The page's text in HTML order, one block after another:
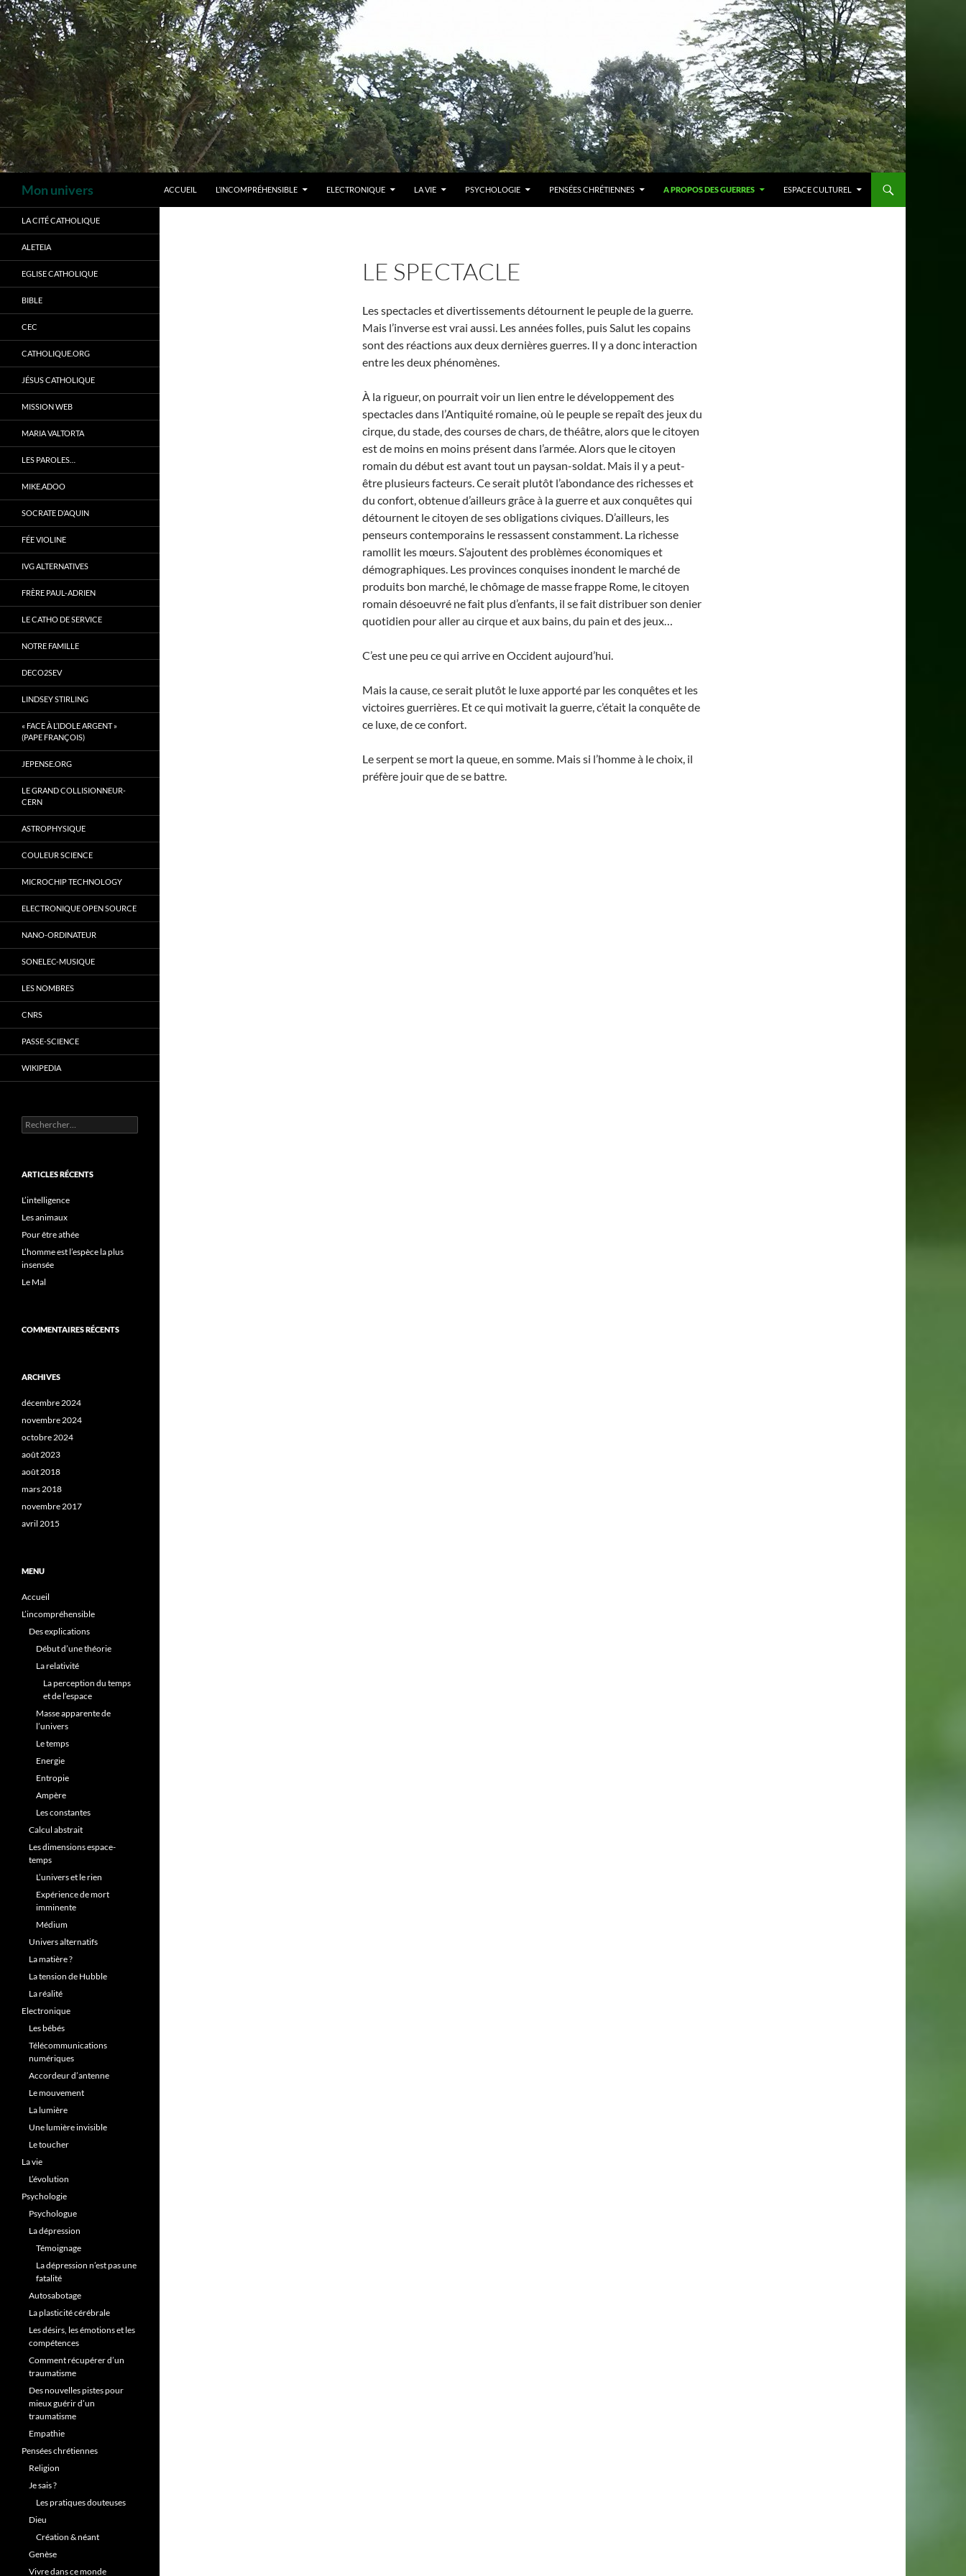
Aller
au
contenu
Mon univers ACCUEIL L’INCOMPRÉHENSIBLE ELECTRONIQUE LA VIE PSYCHOLOGIE PENSÉES CHRÉTIENNES A PROPOS DES GUERRES ESPACE CULTUREL
LE SPECTACLE
Les spectacles et divertissements détournent le peuple de la guerre.
Mais l’inverse est vrai aussi. Les années folles, puis Salut les copains
sont des réactions aux deux dernières guerres. Il y a donc interaction
entre les deux phénomènes.
À la rigueur, on pourrait voir un lien entre le développement des
spectacles dans l’Antiquité romaine, où le peuple se repaît des jeux du
cirque, du stade, des courses de chars, de théâtre, alors que le citoyen
est de moins en moins présent dans l’armée. Alors que le citoyen
romain du début est avant tout un paysan-soldat. Mais il y a peut-
être plusieurs facteurs. Ce serait plutôt l’abondance des richesses et
du confort, obtenue d’ailleurs grâce à la guerre et aux conquêtes qui
détournent le citoyen de ses obligations civiques. D’ailleurs, les
penseurs contemporains le ressassent constamment. La richesse
ramollit les mœurs. S’ajoutent des problèmes économiques et
démographiques. Les provinces conquises inondent le marché de
produits bon marché, le chômage de masse frappe Rome, le citoyen
romain désoeuvré ne fait plus d’enfants, il se fait distribuer son denier
quotidien pour aller au cirque et aux bains, du pain et des jeux…
C’est une peu ce qui arrive en Occident aujourd’hui.
Mais la cause, ce serait plutôt le luxe apporté par les conquêtes et les
victoires guerrières. Et ce qui motivait la guerre, c’était la conquête de
ce luxe, de ce confort.
Le serpent se mort la queue, en somme. Mais si l’homme à le choix, il
préfère jouir que de se battre.
LA CITÉ CATHOLIQUE
ALETEIA
EGLISE CATHOLIQUE
BIBLE
CEC
CATHOLIQUE.ORG
JÉSUS CATHOLIQUE
MISSION WEB
MARIA VALTORTA
LES PAROLES…
MIKE.ADOO
SOCRATE D’AQUIN
FÉE VIOLINE
IVG ALTERNATIVES
FRÈRE PAUL-ADRIEN
LE CATHO DE SERVICE
NOTRE FAMILLE
DECO2SEV
LINDSEY STIRLING
« FACE À L’IDOLE ARGENT »
(PAPE FRANÇOIS)
JEPENSE.ORG
LE GRAND COLLISIONNEUR-
CERN
ASTROPHYSIQUE
COULEUR SCIENCE
MICROCHIP TECHNOLOGY
ELECTRONIQUE OPEN SOURCE
NANO-ORDINATEUR
SONELEC-MUSIQUE
LES NOMBRES
CNRS
PASSE-SCIENCE
WIKIPEDIA
Rechercher :
ARTICLES RÉCENTS
L’intelligence
Les animaux
Pour être athée
L’homme est l’espèce la plus
insensée
Le Mal
COMMENTAIRES RÉCENTS
ARCHIVES
décembre 2024
novembre 2024
octobre 2024
août 2023
août 2018
mars 2018
novembre 2017
avril 2015
MENU
Accueil
L’incompréhensible
Des explications
Début d’une théorie
La relativité
La perception du temps
et de l’espace
Masse apparente de
l’univers
Le temps
Energie
Entropie
Ampère
Les constantes
Calcul abstrait
Les dimensions espace-
temps
L’univers et le rien
Expérience de mort
imminente
Médium
Univers alternatifs
La matière ?
La tension de Hubble
La réalité
Electronique
Les bébés
Télécommunications
numériques
Accordeur d’antenne
Le mouvement
La lumière
Une lumière invisible
Le toucher
La vie
L’évolution
Psychologie
Psychologue
La dépression
Témoignage
La dépression n’est pas une
fatalité
Autosabotage
La plasticité cérébrale
Les désirs, les émotions et les
compétences
Comment récupérer d’un
traumatisme
Des nouvelles pistes pour
mieux guérir d’un
traumatisme
Empathie
Pensées chrétiennes
Religion
Je sais ?
Les pratiques douteuses
Dieu
Création & néant
Genèse
Vivre dans ce monde